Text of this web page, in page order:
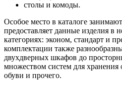
столы и комоды.
Особое место в каталоге
предоставляет данные изделия в
категориях: эконом, стандарт и
комплектации также
двухдверных шкафов до
множеством систем для хранения
обуви и прочего.